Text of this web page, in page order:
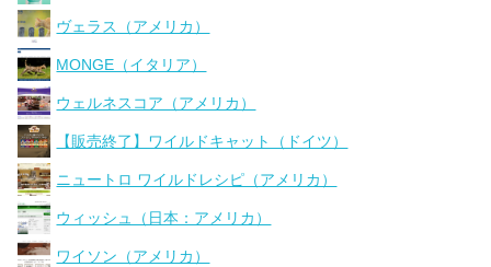
ヴェラス（アメリカ）
MONGE（イタリア）
ウェルネスコア（アメリカ）
【販売終了】ワイルドキャット（ドイツ）
ニュートロ ワイルドレシピ（アメリカ）
ウィッシュ（日本：アメリカ）
ワイソン（アメリカ）